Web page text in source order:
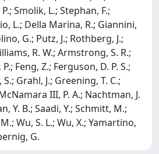
Smolik, L.; Stephan, F.;
L.; Della Marina, R.; Giannini,
G.; Putz, J.; Rothberg, J.;
R. W.; Armstrong, S. R.;
Feng, Z.; Ferguson, D. P. S.;
Grahl, J.; Greening, T. C.;
III, P. A.; Nachtman, J.
Y. B.; Saadi, Y.; Schmitt, M.;
Wu, S. L.; Wu, X.; Yamartino,
G.